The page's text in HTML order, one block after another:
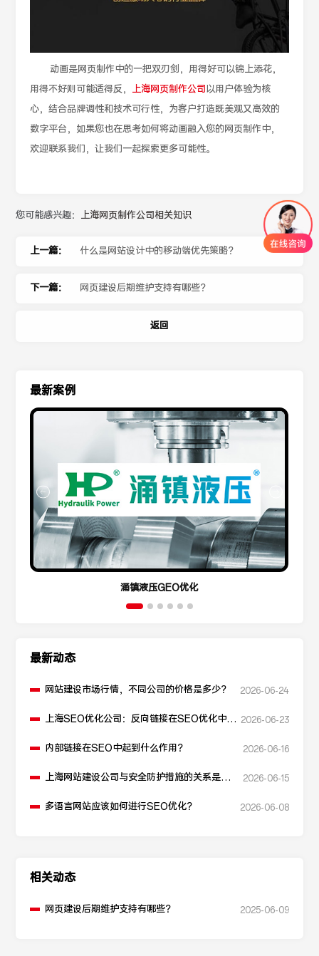
动画是网页制作中的一把双刃剑，用得好可以锦上添花，
用得不好则可能适得反， 上海网页制作公司以用户体验为核
心，结合品牌调性和技术可行性，为客户打造既美观又高效的
数字平台，如果您也在思考如何将动画融入您的网页制作中，
欢迎联系我们，让我们一起探索更多可能性。
您可能感兴趣： 上海网页制作公司相关知识
上一篇： 什么是网站设计中的移动端优先策略？
下一篇： 网页建设后期维护支持有哪些？
返回
最新案例
涌镇液压GEO优化
最新动态
网站建设市场行情，不同公司的价格是多少？ 2026-06-24
上海SEO优化公司：反向链接在SEO优化中起 2026-06-23
内部链接在SEO中起到什么作用？ 2026-06-16
上海网站建设公司与安全防护措施的关系是什
2026-06-15
多语言网站应该如何进行SEO优化？ 2026-06-08
相关动态
网页建设后期维护支持有哪些？ 2025-06-09